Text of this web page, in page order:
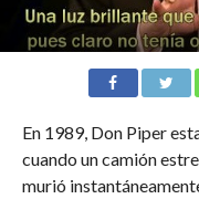
En 1989, Don Piper
cuando un camión
murió